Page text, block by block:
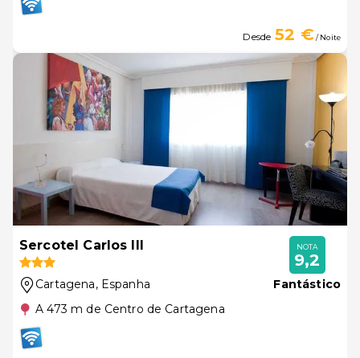
Desde 52 €/ Noite
Sercotel Carlos III
Cartagena, Espanha
A 473 m de Centro de Cartagena
NOTA
9,2
Fantástico